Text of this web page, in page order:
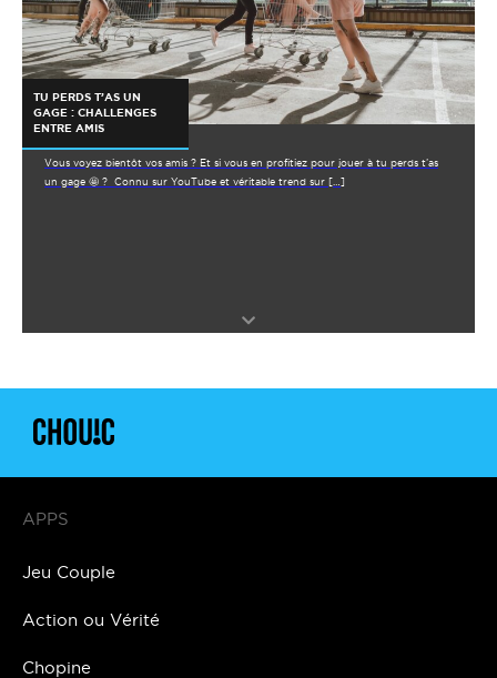
TU PERDS T’AS UN
GAGE : CHALLENGES
ENTRE AMIS
Vous voyez bientôt vos amis ? Et si vous en profitiez pour jouer à tu perds t’as
un gage 🤩 ? Connu sur YouTube et véritable trend sur […]
APPS
Jeu Couple
Action ou Vérité
Chopine